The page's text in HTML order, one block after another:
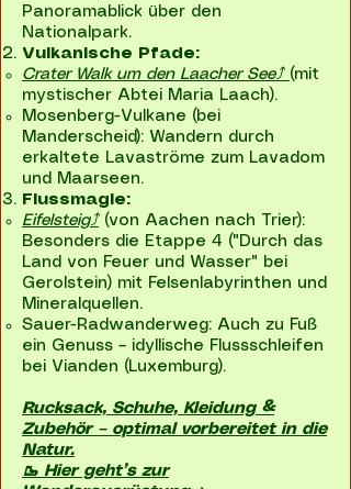
Panoramablick über den
Nationalpark.
Vulkanische Pfade:
Crater Walk um den Laacher See⤴ (mit
mystischer Abtei Maria Laach).
Mosenberg-Vulkane (bei
Manderscheid): Wandern durch
erkaltete Lavaströme zum Lavadom
und Maarseen.
Flussmagie:
Eifelsteig⤴(von Aachen nach Trier):
Besonders die Etappe 4 ("Durch das
Land von Feuer und Wasser" bei
Gerolstein) mit Felsenlabyrinthen und
Mineralquellen.
Sauer-Radwanderweg: Auch zu Fuß
ein Genuss – idyllische Flussschleifen
bei Vianden (Luxemburg).
Rucksack, Schuhe, Kleidung &
Zubehör – optimal vorbereitet in die
Natur.
🥾 Hier geht’s zur